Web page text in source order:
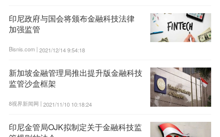
印尼政府与国会将颁布金融科技法律
加强监管
Bisnis.com | 2021/12/14 9:54:18
新加坡金融管理局推出提升版金融科技
监管沙盒框架
8视界新闻网 | 2021/11/10 10:18:24
印尼金管局OJK拟制定关于金融科技监